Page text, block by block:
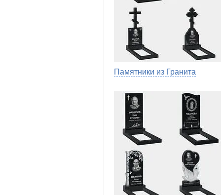
Памятники из Гранита